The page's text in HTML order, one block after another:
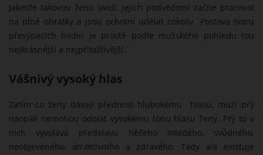
Jakmile takovou ženu uvidí, jejich podvědomí začne pracovat
na plné obrátky a jsou ochotni udělat cokoliv. Postava tvaru
přesýpacích hodin je prostě podle mužského pohledu tou
nejkrásnější a nejpřitažlivější.
Vášnivý vysoký hlas
Zatím co ženy dávají přednost hlubokému hlasu, muži prý
naopak nemohou odolat vysokému tónu hlasu ženy. Prý to v
nich vyvolává představu něčeho mladého, svůdného,
neobjeveného, atraktivního a zdravého. Tady ale existuje